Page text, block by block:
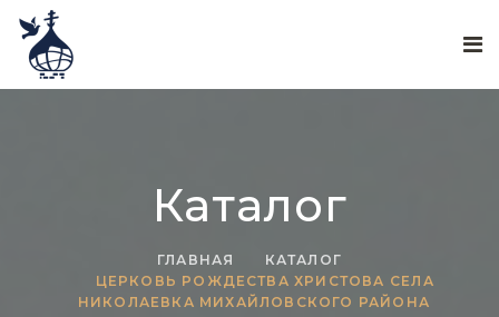
Каталог
ГЛАВНАЯ
КАТАЛОГ
ЦЕРКОВЬ РОЖДЕСТВА ХРИСТОВА СЕЛА
НИКОЛАЕВКА МИХАЙЛОВСКОГО РАЙОНА